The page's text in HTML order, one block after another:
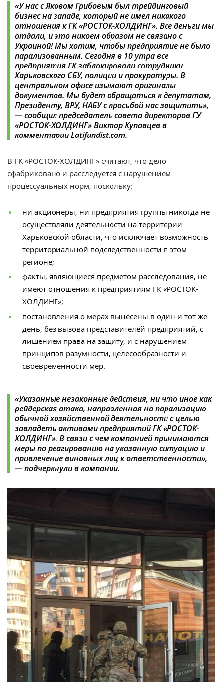
«У нас с Яковом Грибовым был трейдинговый
бизнес на западе, который не имел никакого
отношения к ГК «РОСТОК-ХОЛДИНГ». Все деньги мы
отдали, и это никоем образом не связано с
Украиной! Мы хотим, чтобы предприятие не было
парализованным. Сегодня в 10 утра все
предприятия ГК заблокировали сотрудники
Харьковского СБУ, полиции и прокуратуры. В
центральном офисе изымают оригиналы
документов. Мы будет обращаться к депутатам,
Президенту, ВРУ, НАБУ с просьбой нас защитить»,
— сообщил председатель совета директоров ГУ
«РОСТОК-ХОЛДИНГ»Виктор Купавцевв
комментарии Latifundist.com.
В ГК «РОСТОК-ХОЛДИНГ» считают, что дело
сфабриковано и расследуется с нарушением
процессуальных норм, поскольку:
ни акционеры, ни предприятия группы никогда не
осуществляли деятельности на территории
Харьковской области, что исключает возможность
территориальной подследственности в этом
регионе;
факты, являющиеся предметом расследования, не
имеют отношения к предприятиям ГК «РОСТОК-
ХОЛДИНГ»;
постановления о мерах вынесены в один и тот же
день, без вызова представителей предприятий, с
лишением права на защиту, и с нарушением
принципов разумности, целесообразности и
своевременности мер.
«Указанные незаконные действия, ни что иное как
рейдерская атака, направленная на парализацию
обычной хозяйственной деятельности с целью
завладеть активами предприятий ГК «РОСТОК-
ХОЛДИНГ». В связи с чем компанией принимаются
меры по реагированию на указанную ситуацию и
привлечение виновных лиц к ответственности»,
— подчеркнули в компании.